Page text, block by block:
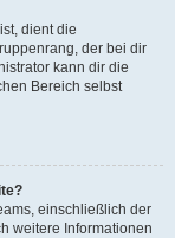
dient die
der bei dir
kann dir die
Bereich selbst
einschließlich der
weitere Informationen